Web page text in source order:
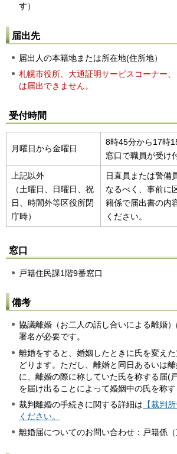
す）
届出先
届出人の本籍地または所在地(住所地）
札幌市役所、大通証明サービスコーナー、
は届出できません。
受付時間
月曜日から金曜日
8時45分から17時
窓口で職員が受け
上記以外
（土曜日、日曜日、祝
日、時間外等区役所閉
庁時）
日直員または警備
なるべく、事前に
籍係で届出書の内
ください。
窓口
戸籍住民課1階9番窓口
備考
協議離婚（お二人の話し合いによる離婚
署名が必要です。
離婚をすると、婚姻したときに氏を変え
どります。ただし、離婚と同日あるいは
に、離婚の際に称していた氏を称する届(
を届け出ることによって婚姻中の氏を称す
裁判離婚の手続きに関する詳細は 【裁判
ください。
離婚届についてのお問い合わせ：戸籍係